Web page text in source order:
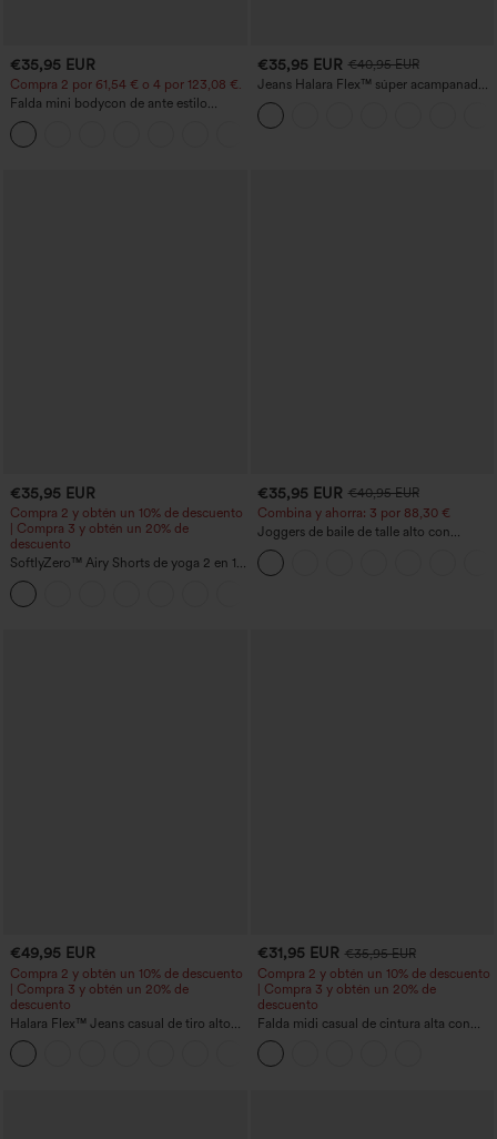
€35,95 EUR
Compra 2 por 61,54 € o 4 por 123,08 €.
Falda mini bodycon de ante estilo
crossover, talle alto, 2 en 1, dobladillo
con flecos, para fiesta
€35,95 EUR €40,95 EUR
Jeans Halara Flex™ súper acampanado
elástico lavado bolsillo cruzado tiro alto
€35,95 EUR
Compra 2 y obtén un 10% de descuento
| Compra 3 y obtén un 20% de
descuento
SoftlyZero™ Airy Shorts de yoga 2 en 1
InstantCool de talle súper alto, 7" con
bolsillos
€35,95 EUR €40,95 EUR
Combina y ahorra: 3 por 88,30 €
Joggers de baile de talle alto con
cordón, fruncidos, corte cónico, secado
rápido, tacto fresco y bolsillos - UPF40+
€49,95 EUR
Compra 2 y obtén un 10% de descuento
| Compra 3 y obtén un 20% de
descuento
Halara Flex™ Jeans casual de tiro alto
con control abdominal, pernera ancha y
bolsillos
€31,95 EUR €35,95 EUR
Compra 2 y obtén un 10% de descuento
| Compra 3 y obtén un 20% de
descuento
Falda midi casual de cintura alta con
control abdominal, fruncida, bajo curvo,
2 en 1 en forro polar y PU